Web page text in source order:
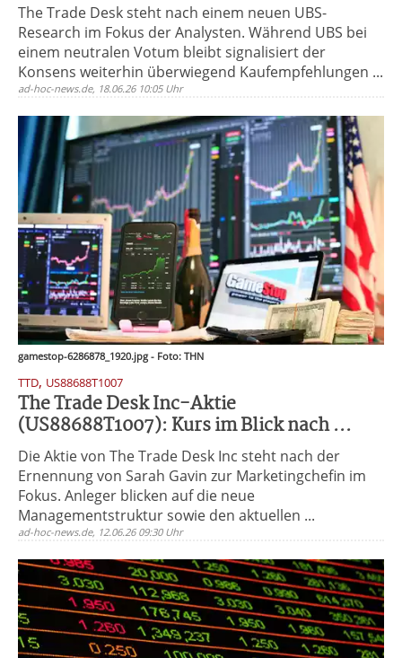
The Trade Desk steht nach einem neuen UBS-
Research im Fokus der Analysten. Während UBS bei
einem neutralen Votum bleibt signalisiert der
Konsens weiterhin überwiegend Kaufempfehlungen ...
ad-hoc-news.de, 18.06.26 10:05 Uhr
gamestop-6286878_1920.jpg - Foto: THN
TTD, US88688T1007
The Trade Desk Inc-Aktie
(US88688T1007): Kurs im Blick nach ...
Die Aktie von The Trade Desk Inc steht nach der
Ernennung von Sarah Gavin zur Marketingchefin im
Fokus. Anleger blicken auf die neue
Managementstruktur sowie den aktuellen ...
ad-hoc-news.de, 12.06.26 09:30 Uhr